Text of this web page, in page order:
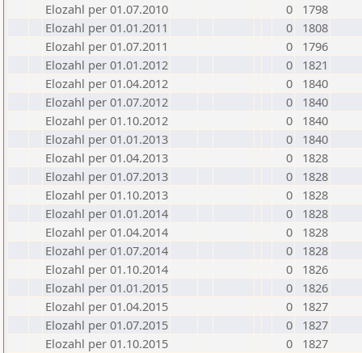
Elozahl per 01.07.2010
0
1798
Elozahl per 01.01.2011
0
1808
Elozahl per 01.07.2011
0
1796
Elozahl per 01.01.2012
0
1821
Elozahl per 01.04.2012
0
1840
Elozahl per 01.07.2012
0
1840
Elozahl per 01.10.2012
0
1840
Elozahl per 01.01.2013
0
1840
Elozahl per 01.04.2013
0
1828
Elozahl per 01.07.2013
0
1828
Elozahl per 01.10.2013
0
1828
Elozahl per 01.01.2014
0
1828
Elozahl per 01.04.2014
0
1828
Elozahl per 01.07.2014
0
1828
Elozahl per 01.10.2014
0
1826
Elozahl per 01.01.2015
0
1826
Elozahl per 01.04.2015
0
1827
Elozahl per 01.07.2015
0
1827
Elozahl per 01.10.2015
0
1827